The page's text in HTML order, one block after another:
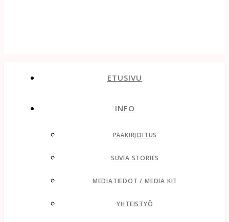
ETUSIVU
INFO
PÄÄKIRJOITUS
SUVIA STORIES
MEDIATIEDOT / MEDIA KIT
YHTEISTYÖ